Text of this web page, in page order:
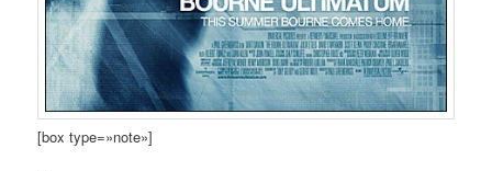
[box type=»note»]